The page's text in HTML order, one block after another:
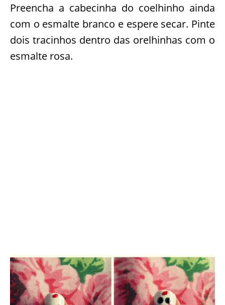
Preencha a cabecinha do coelhinho ainda
com o esmalte branco e espere secar. Pinte
dois tracinhos dentro das orelhinhas com o
esmalte rosa.